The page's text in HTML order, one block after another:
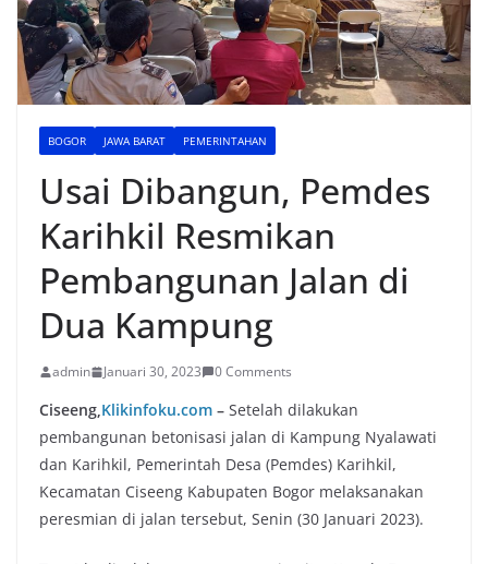
BOGOR JAWA BARAT PEMERINTAHAN
Usai Dibangun, Pemdes
Karihkil Resmikan
Pembangunan Jalan di
Dua Kampung
admin Januari 30, 2023 0 Comments
Ciseeng,Klikinfoku.com – Setelah dilakukan
pembangunan betonisasi jalan di Kampung Nyalawati
dan Karihkil, Pemerintah Desa (Pemdes) Karihkil,
Kecamatan Ciseeng Kabupaten Bogor melaksanakan
peresmian di jalan tersebut, Senin (30 Januari 2023).